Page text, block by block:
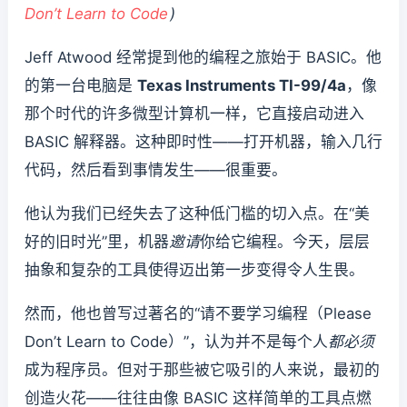
Don’t Learn to Code )
Jeff Atwood 经常提到他的编程之旅始于 BASIC。他
的第一台电脑是 Texas Instruments TI-99/4a ，像
那个时代的许多微型计算机一样，它直接启动进入
BASIC 解释器。这种即时性——打开机器，输入几行
代码，然后看到事情发生——很重要。
他认为我们已经失去了这种低门槛的切入点。在“美
好的旧时光”里，机器邀请你给它编程。今天，层层
抽象和复杂的工具使得迈出第一步变得令人生畏。
然而，他也曾写过著名的“请不要学习编程（Please
Don’t Learn to Code）”，认为并不是每个人都必须
成为程序员。但对于那些被它吸引的人来说，最初的
创造火花——往往由像 BASIC 这样简单的工具点燃